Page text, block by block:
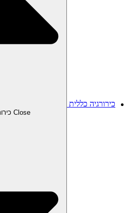
כירורגיה כללית
Close כירורגיה כללית